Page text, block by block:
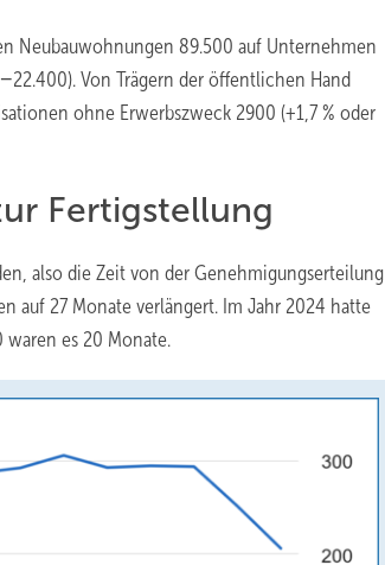
Neubauwohnungen 89.500 auf Unternehmen
Von Trägern der öffentlichen Hand
ohne Erwerbszweck 2900 (+1,7 % oder
Fertigstellung
also die Zeit von der Genehmigungserteilung
auf 27 Monate verlängert. Im Jahr 2024 hatte
es 20 Monate.